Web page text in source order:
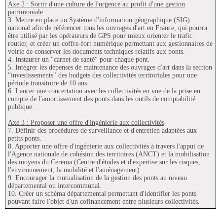
Axe 2 : Sortir d'une culture de l'urgence au profit d'une gestion
patrimoniale
3. Mettre en place un Système d'information géographique (SIG)
national afin de référencer tous les ouvrages d'art en France, qui pourra
être utilisé par les opérateurs de GPS pour mieux orienter le trafic
routier, et créer un coffre-fort numérique permettant aux gestionnaires de
voirie de conserver les documents techniques relatifs aux ponts.
4. Instaurer un "carnet de santé" pour chaque pont.
5. Intégrer les dépenses de maintenance des ouvrages d'art dans la section
"investissements" des budgets des collectivités territoriales pour une
période transitoire de 10 ans.
6. Lancer une concertation avec les collectivités en vue de la prise en
compte de l'amortissement des ponts dans les outils de comptabilité
publique.
Axe 3 : Proposer une offre d'ingénierie aux collectivités
7. Définir des procédures de surveillance et d'entretien adaptées aux
petits ponts.
8. Apporter une offre d'ingénierie aux collectivités à travers l'appui de
l'Agence nationale de cohésion des territoires (ANCT) et la mobilisation
des moyens du Cerema (Centre d'études et d'expertise sur les risques,
l'environnement, la mobilité et l'aménagement).
9. Encourager la mutualisation de la gestion des ponts au niveau
départemental ou intercommunal.
10. Créer un schéma départemental permettant d'identifier les ponts
pouvant faire l'objet d'un cofinancement entre plusieurs collectivités.